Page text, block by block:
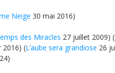
Neige 30 mai 2016)
des Miracles 27 juillet 2009) (
2016) (L’aube sera grandiose 26